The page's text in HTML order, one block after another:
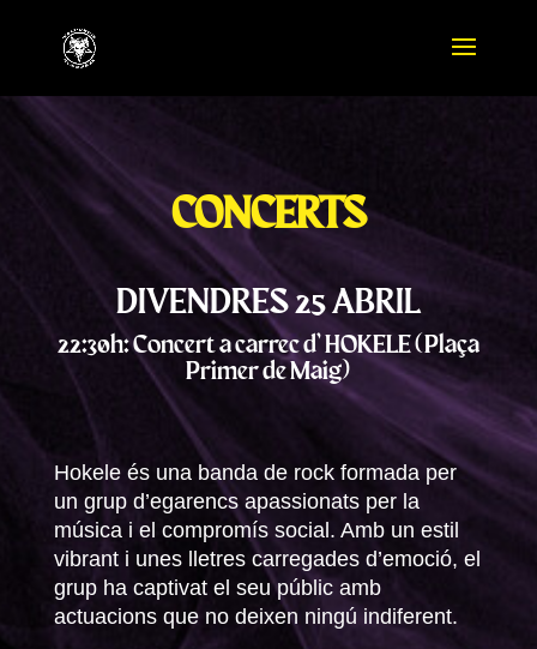
CONCERTS
DIVENDRES 25 ABRIL
22:30h: Concert a carrec d’ HOKELE (Plaça
Primer de Maig)
Hokele és una banda de rock formada per
un grup d’egarencs apassionats per la
música i el compromís social. Amb un estil
vibrant i unes lletres carregades d’emoció, el
grup ha captivat el seu públic amb
actuacions que no deixen ningú indiferent.